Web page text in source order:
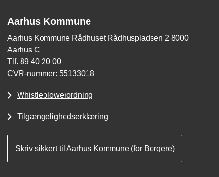
Aarhus Kommune
Aarhus Kommune Rådhuset Rådhuspladsen 2 8000
Aarhus C
Tlf. 89 40 20 00
CVR-nummer: 55133018
Whistleblowerordning
Tilgængelighedserklæring
Skriv sikkert til Aarhus Kommune (for Borgere)